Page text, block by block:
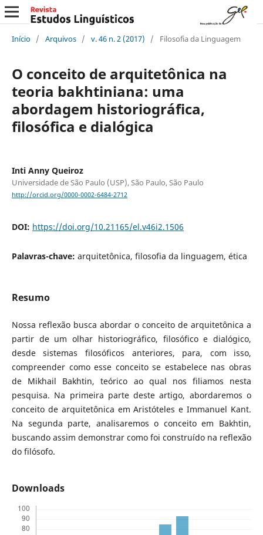
Início / Arquivos / v. 46 n. 2 (2017) / Filosofia da Linguagem
O conceito de arquitetônica na
teoria bakhtiniana: uma
abordagem historiográfica,
filosófica e dialógica
Inti Anny Queiroz
Universidade de São Paulo (USP), São Paulo, São Paulo
http://orcid.org/0000-0002-6484-2712
DOI: https://doi.org/10.21165/el.v46i2.1506
Palavras-chave: arquitetônica, filosofia da linguagem, ética
Resumo
Nossa reflexão busca abordar o conceito de arquitetônica a
partir de um olhar historiográfico, filosófico e dialógico,
desde sistemas filosóficos anteriores, para, com isso,
compreender como esse conceito se estabelece nas obras
de Mikhail Bakhtin, teórico ao qual nos filiamos nesta
pesquisa. Na primeira parte deste artigo, abordaremos o
conceito de arquitetônica em Aristóteles e Immanuel Kant.
Na segunda parte, analisaremos o conceito em Bakhtin,
buscando assim demonstrar como foi construído na reflexão
do filósofo.
Downloads